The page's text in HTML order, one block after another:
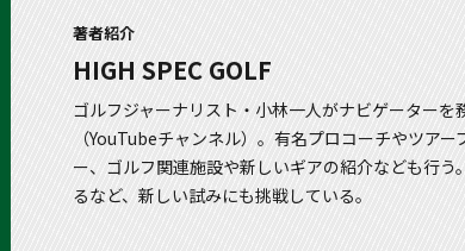
著者紹介
HIGH SPEC GOLF
ゴルフジャーナリスト・小林一人がナビゲーター
（YouTubeチャンネル）。有名プロコーチやツア
ー、ゴルフ関連施設や新しいギアの紹介なども行
るなど、新しい試みにも挑戦している。